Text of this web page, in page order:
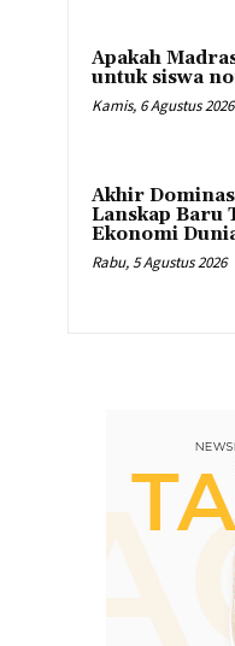
Apakah
untuk siswa
Kamis, 6 Agustus 2026
Akhir
Lanskap Baru
Ekonomi
Rabu, 5 Agustus 2026